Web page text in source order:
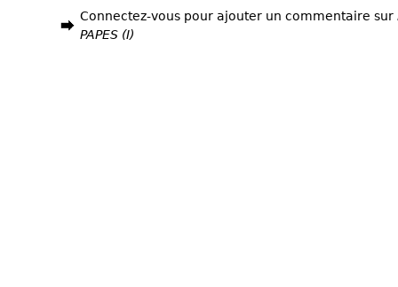
Connectez-vous pour ajouter un commentaire sur
PAPES (I)